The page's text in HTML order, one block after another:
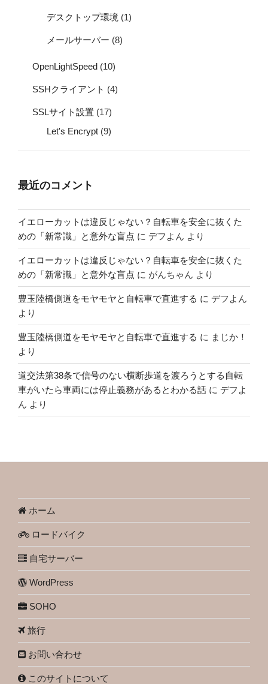
デスクトップ環境 (1)
メールサーバー (8)
OpenLightSpeed (10)
SSHクライアント (4)
SSLサイト設置 (17)
Let's Encrypt (9)
最近のコメント
イエローカットは違反じゃない？自転車を安全に抜くた
めの「新常識」と意外な盲点 に デフよん より
イエローカットは違反じゃない？自転車を安全に抜くた
めの「新常識」と意外な盲点 に がんちゃん より
豊玉陸橋側道をモヤモヤと自転車で直進する に デフよん
より
豊玉陸橋側道をモヤモヤと自転車で直進する に まじか！
より
道交法第38条で信号のない横断歩道を渡ろうとする自転
車がいたら車両には停止義務があるとわかる話 に デフよ
ん より
ホーム
ロードバイク
自宅サーバー
WordPress
SOHO
旅行
お問い合わせ
このサイトについて